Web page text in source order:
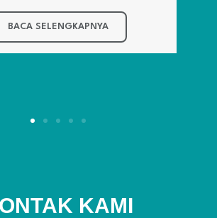
BACA SELENGKAPNYA
KAMI